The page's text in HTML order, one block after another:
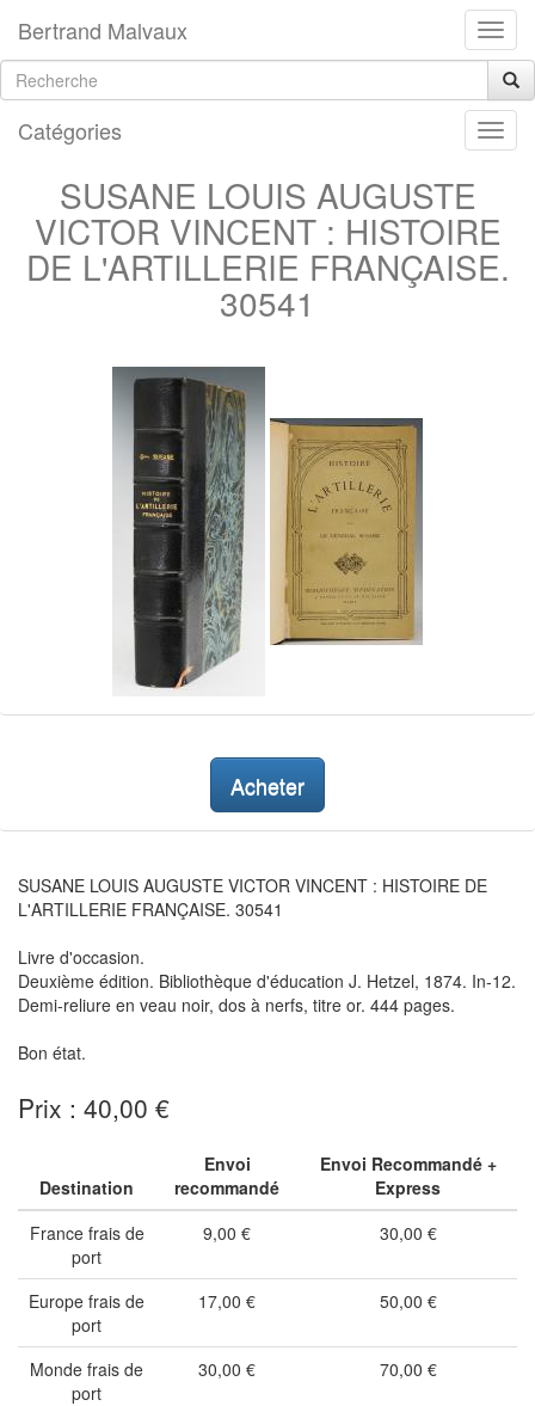
Bertrand Malvaux
Catégories
SUSANE LOUIS AUGUSTE
VICTOR VINCENT : HISTOIRE
DE L'ARTILLERIE FRANÇAISE.
30541
Acheter
SUSANE LOUIS AUGUSTE VICTOR VINCENT : HISTOIRE DE
L'ARTILLERIE FRANÇAISE. 30541
Livre d'occasion.
Deuxième édition. Bibliothèque d'éducation J. Hetzel, 1874. In-12.
Demi-reliure en veau noir, dos à nerfs, titre or. 444 pages.
Bon état.
Prix : 40,00 €
Destination
Envoi
recommandé
Envoi Recommandé +
Express
France frais de
port
9,00 € 30,00 €
Europe frais de
port
17,00 € 50,00 €
Monde frais de
port
30,00 € 70,00 €